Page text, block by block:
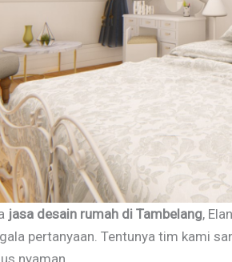
jasa desain rumah di Tambelang,
pertanyaan. Tentunya tim kami
nyaman.